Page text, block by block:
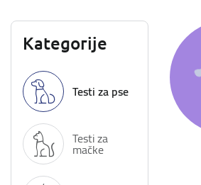
Kategorije
Testi za pse
Testi za
mačke